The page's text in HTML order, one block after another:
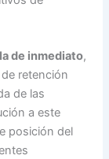
de inmediato,
retención
de las
a este
posición del